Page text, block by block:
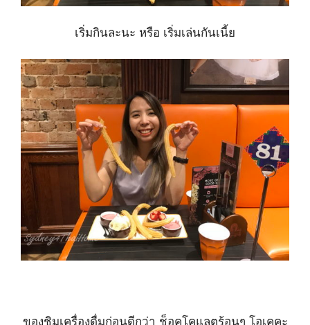
เริ่มกินละนะ หรือ เริ่มเล่นกันเนี้ย
ของชิมเครื่องดื่มก่อนดีกว่า ช็อคโคแลตร้อนๆ โอเคคะ